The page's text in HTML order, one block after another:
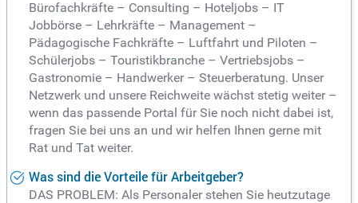
Bürofachkräfte – Consulting – Hoteljobs – IT
Jobbörse – Lehrkräfte – Management –
Pädagogische Fachkräfte – Luftfahrt und Piloten –
Schülerjobs – Touristikbranche – Vertriebsjobs –
Gastronomie – Handwerker – Steuerberatung. Unser
Netzwerk und unsere Reichweite wächst stetig weiter –
wenn das passende Portal für Sie noch nicht dabei ist,
fragen Sie bei uns an und wir helfen Ihnen gerne mit
Rat und Tat weiter.
Was sind die Vorteile für Arbeitgeber?
DAS PROBLEM: Als Personaler stehen Sie heutzutage